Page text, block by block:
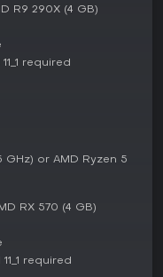
R9 290X (4 GB)
required
or AMD Ryzen 5
RX 570 (4 GB)
required